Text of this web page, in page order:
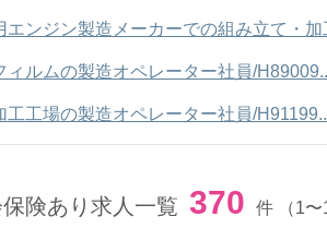
エンジン製造メーカーでの組み立て・
ィルムの製造オペレーター社員/
工工場の製造オペレーター社員/
険あり求人一覧 370 件 （1